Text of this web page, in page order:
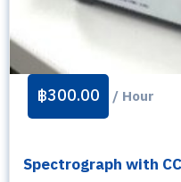
฿300.00 / Hour
Spectrograph with